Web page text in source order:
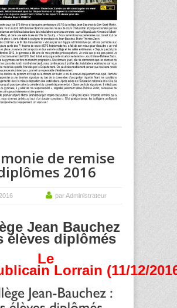
de remise
2016
par Administrateur
Jean Bauchez
élèves diplômés
Le
Lorrain (11/12/